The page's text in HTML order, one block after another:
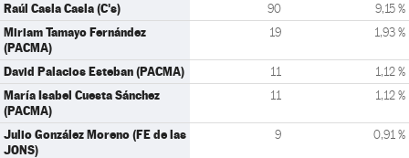
Raúl Casla Casla (C's) 90 9,15 %
Miriam Tamayo Fernández
(PACMA)
19 1,93 %
David Palacios Esteban (PACMA) 11 1,12 %
María Isabel Cuesta Sánchez
(PACMA)
11 1,12 %
Julio González Moreno (FE de las
JONS)
9 0,91 %